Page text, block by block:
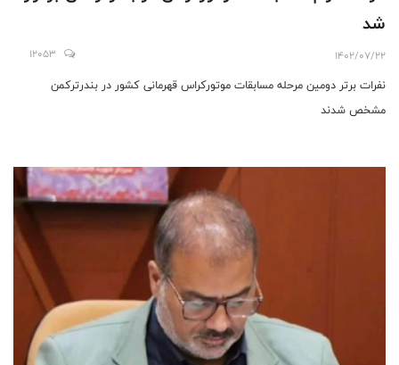
شد
1402/07/22
12053
نفرات برتر دومین مرحله مسابقات موتورکراس قهرمانی کشور در بندرترکمن
مشخص شدند